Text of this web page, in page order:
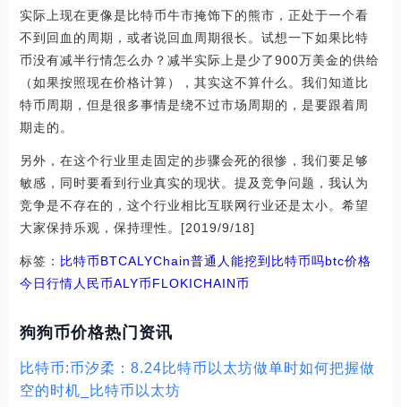
实际上现在更像是比特币牛市掩饰下的熊市，正处于一个看
不到回血的周期，或者说回血周期很长。试想一下如果比特
币没有减半行情怎么办？减半实际上是少了900万美金的供给
（如果按照现在价格计算），其实这不算什么。我们知道比
特币周期，但是很多事情是绕不过市场周期的，是要跟着周
期走的。
另外，在这个行业里走固定的步骤会死的很惨，我们要足够
敏感，同时要看到行业真实的现状。提及竞争问题，我认为
竞争是不存在的，这个行业相比互联网行业还是太小。希望
大家保持乐观，保持理性。[2019/9/18]
标签： 比特币BTCALYChain普通人能挖到比特币吗btc价格
今日行情人民币ALY币FLOKICHAIN币
狗狗币价格热门资讯
比特币:币汐柔：8.24比特币以太坊做单时如何把握做
空的时机_比特币以太坊